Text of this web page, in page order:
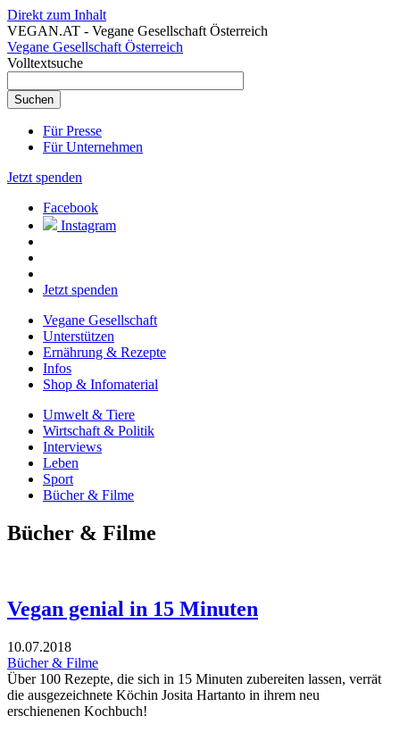
Direkt zum Inhalt
VEGAN.AT - Vegane Gesellschaft Österreich
Vegane Gesellschaft Österreich
Volltextsuche
Für Presse
Für Unternehmen
Jetzt spenden
Facebook
Instagram
Jetzt spenden
Vegane Gesellschaft
Unterstützen
Ernährung & Rezepte
Infos
Shop & Infomaterial
Umwelt & Tiere
Wirtschaft & Politik
Interviews
Leben
Sport
Bücher & Filme
Bücher & Filme
Vegan genial in 15 Minuten
10.07.2018
Bücher & Filme
Über 100 Rezepte, die sich in 15 Minuten zubereiten lassen, verrät
die ausgezeichnete Köchin Josita Hartanto in ihrem neu
erschienenen Kochbuch!